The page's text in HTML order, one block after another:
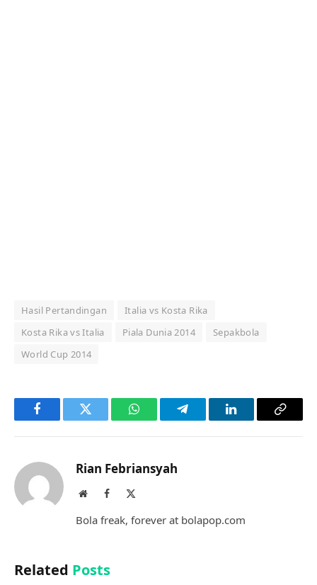
Hasil Pertandingan
Italia vs Kosta Rika
Kosta Rika vs Italia
Piala Dunia 2014
Sepakbola
World Cup 2014
FacebookTwitter WhatsAppTelegramLinkedInCopy
Rian Febriansyah
WebsiteFacebook
Bola freak, forever at bolapop.com
Related Posts